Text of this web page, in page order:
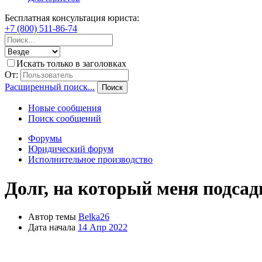
Бесплатная консультация юриста:
+7 (800) 511-86-74
Искать только в заголовках
От:
Расширенный поиск...
Поиск
Новые сообщения
Поиск сообщений
Форумы
Юридический форум
Исполнительное производство
Долг, на который меня
Автор темы Belka26
Дата начала 14 Апр 2022